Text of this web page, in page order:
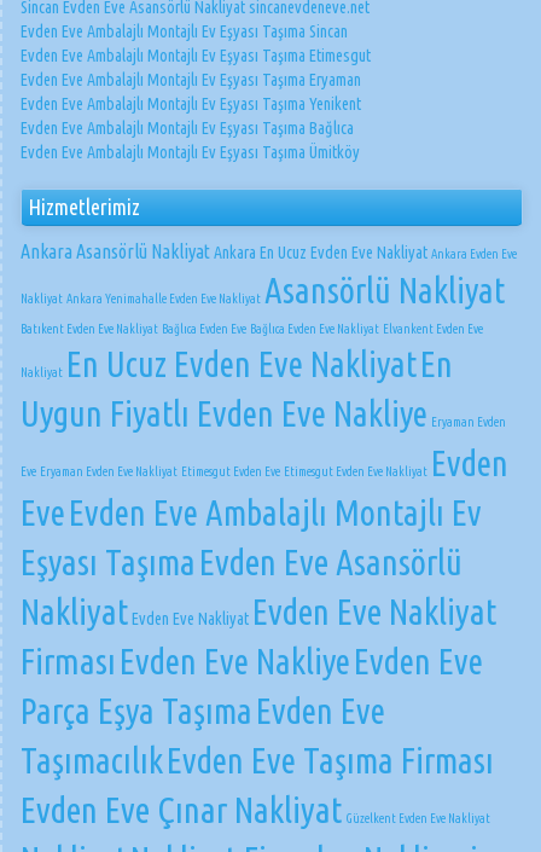
Sincan Evden Eve Asansörlü Nakliyat sincanevdeneve.net
Evden Eve Ambalajlı Montajlı Ev Eşyası Taşıma Sincan
Evden Eve Ambalajlı Montajlı Ev Eşyası Taşıma Etimesgut
Evden Eve Ambalajlı Montajlı Ev Eşyası Taşıma Eryaman
Evden Eve Ambalajlı Montajlı Ev Eşyası Taşıma Yenikent
Evden Eve Ambalajlı Montajlı Ev Eşyası Taşıma Bağlıca
Evden Eve Ambalajlı Montajlı Ev Eşyası Taşıma Ümitköy
Hizmetlerimiz
Ankara Asansörlü NakliyatAnkara En Ucuz Evden Eve Nakliyat Ankara Evden Eve
Nakliyat Ankara Yenimahalle Evden Eve Nakliyat Asansörlü Nakliyat
Batıkent Evden Eve Nakliyat Bağlıca Evden Eve Bağlıca Evden Eve Nakliyat Elvankent Evden Eve
Nakliyat En Ucuz Evden Eve NakliyatEn
Uygun Fiyatlı Evden Eve Nakliye Eryaman Evden
Eve Eryaman Evden Eve Nakliyat Etimesgut Evden Eve Etimesgut Evden Eve Nakliyat Evden
EveEvden Eve Ambalajlı Montajlı Ev
Eşyası Taşıma Evden Eve Asansörlü
NakliyatEvden Eve Nakliyat Evden Eve Nakliyat
Firması Evden Eve NakliyeEvden Eve
Parça Eşya Taşıma Evden Eve
TaşımacılıkEvden Eve Taşıma Firması
Evden Eve Çınar Nakliyat Güzelkent Evden Eve Nakliyat